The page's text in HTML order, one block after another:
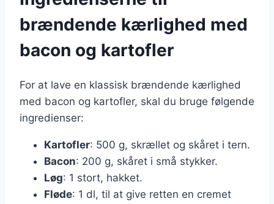
brændende kærlighed med
bacon og kartofler
For at lave en klassisk brændende kærlighed
med bacon og kartofler, skal du bruge følgende
ingredienser:
Kartofler: 500 g, skrællet og skåret i tern.
Bacon: 200 g, skåret i små stykker.
Løg: 1 stort, hakket.
Fløde: 1 dl, til at give retten en cremet